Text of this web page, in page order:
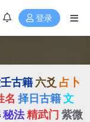
登录
古籍 六爻 占卜
名 择日古籍文
秘法精武门 紫微